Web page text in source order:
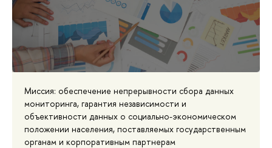
Миссия: обеспечение непрерывности сбора данных
мониторинга, гарантия независимости и
объективности данных о социально-экономическом
положении населения, поставляемых государственным
органам и корпоративным партнерам